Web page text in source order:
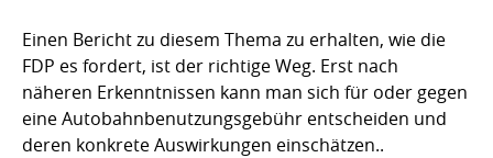
Einen Bericht zu diesem Thema zu erhalten, wie die
FDP es fordert, ist der richtige Weg. Erst nach
näheren Erkenntnissen kann man sich für oder gegen
eine Autobahnbenutzungsgebühr entscheiden und
deren konkrete Auswirkungen einschätzen..